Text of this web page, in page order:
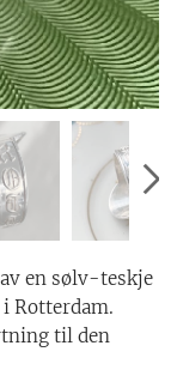
en sølv-teskje
Rotterdam.
til den